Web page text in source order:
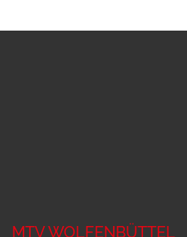
MTV WOLFENBÜTTEL